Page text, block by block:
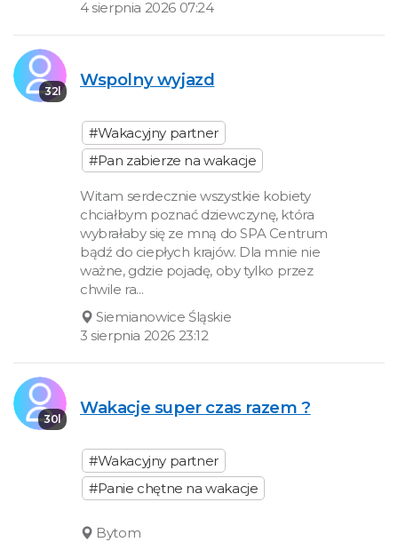
4 sierpnia 2026 07:24
32l
Wspolny wyjazd
#Wakacyjny partner
#Pan zabierze na wakacje
Witam serdecznie wszystkie kobiety
chciałbym poznać dziewczynę, która
wybrałaby się ze mną do SPA Centrum
bądź do ciepłych krajów. Dla mnie nie
ważne, gdzie pojadę, oby tylko przez
chwile ra...
Siemianowice Śląskie
3 sierpnia 2026 23:12
30l
Wakacje super czas razem ?
#Wakacyjny partner
#Panie chętne na wakacje
Bytom